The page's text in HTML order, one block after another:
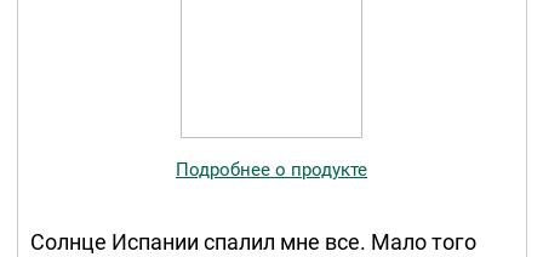
Подробнее о продукте
Солнце Испании спалил мне все. Мало того